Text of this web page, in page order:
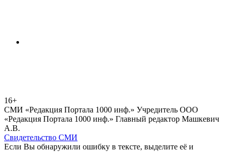
16+
СМИ «Редакция Портала 1000 инф.» Учредитель ООО
«Редакция Портала 1000 инф.» Главный редактор Машкевич
А.В.
Свидетельство СМИ
Если Вы обнаружили ошибку в тексте, выделите её и